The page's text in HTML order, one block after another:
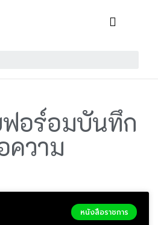
ฟอร์อมบันทึก
ความ
หนังสือราชการ